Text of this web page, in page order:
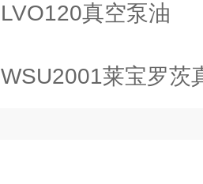
LVO120真空泵油
WSU2001莱宝罗茨